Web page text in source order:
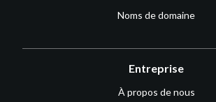
Noms de domaine
Entreprise
À propos de nous